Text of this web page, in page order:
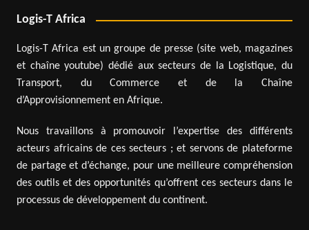
Logis-T Africa
Logis-T Africa est un groupe de presse (site web, magazines
et chaîne youtube) dédié aux secteurs de la Logistique, du
Transport, du Commerce et de la Chaîne
d’Approvisionnement en Afrique.
Nous travaillons à promouvoir l’expertise des différents
acteurs africains de ces secteurs ; et servons de plateforme
de partage et d’échange, pour une meilleure compréhension
des outils et des opportunités qu’offrent ces secteurs dans le
processus de développement du continent.